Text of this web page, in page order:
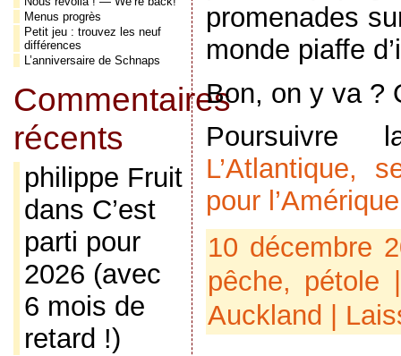
Menus progrès
Petit jeu : trouvez les neuf
différences
L’anniversaire de Schnaps
Commentaires
récents
philippe Fruit
dans C’est
parti pour
2026 (avec
6 mois de
retard !)
promenades
monde piaffe
Bon, on y va ?
L’Atlantique,
pour l’Amérique
10 décembre
pêche, pétole
Auckland